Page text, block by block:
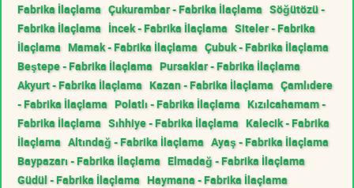
Fabrika İlaçlama Çukurambar - Fabrika İlaçlama Söğütözü -
Fabrika İlaçlama İncek - Fabrika İlaçlama Siteler - Fabrika
İlaçlama Mamak - Fabrika İlaçlama Çubuk - Fabrika İlaçlama
Beştepe - Fabrika İlaçlama Pursaklar - Fabrika İlaçlama
Akyurt - Fabrika İlaçlama Kazan - Fabrika İlaçlama Çamlıdere
- Fabrika İlaçlama Polatlı - Fabrika İlaçlama Kızılcahamam -
Fabrika İlaçlama Sıhhiye - Fabrika İlaçlama Kalecik - Fabrika
İlaçlama Altındağ - Fabrika İlaçlama Ayaş - Fabrika İlaçlama
Baypazarı - Fabrika İlaçlama Elmadağ - Fabrika İlaçlama
Güdül - Fabrika İlaçlama Haymana - Fabrika İlaçlama